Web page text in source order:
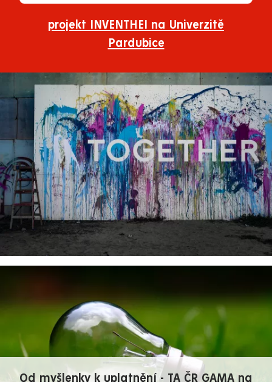
Od myšlenky k uplatnění - TA ČR GAMA na
projekt INVENTHEI na Univerzitě
Pardubice